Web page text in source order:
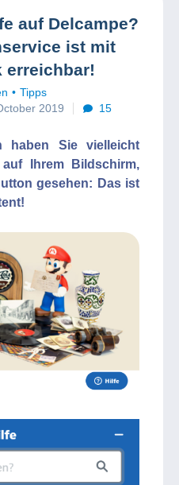
auf Delcampe?
ist mit
erreichbar!
Tipps
2019
15
haben Sie vielleicht
Ihrem Bildschirm,
gesehen: Das ist